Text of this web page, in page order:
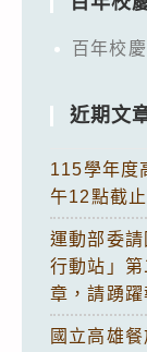
百年校
近期文
115學年度
午12點截
運動部委
行動站」
章，請踴躍
國立高雄